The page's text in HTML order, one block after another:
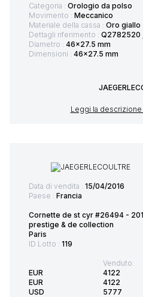
Categoria : Orologio da polso
Movimento : Meccanico
Materiale della cassa : Oro giallo
Dettagli riferimento : Q2782520 ,
Diametro : 46x27.5 mm
Dimensioni : 46x27.5 mm
Leggi la
Data di vendita : 15/04/2016
Paese : Francia
Cornette de st cyr #26494 -
prestige & de collection
Paris
ID Lotto : 119
EUR
EUR
USD
Venduto:
4122
4122
5777